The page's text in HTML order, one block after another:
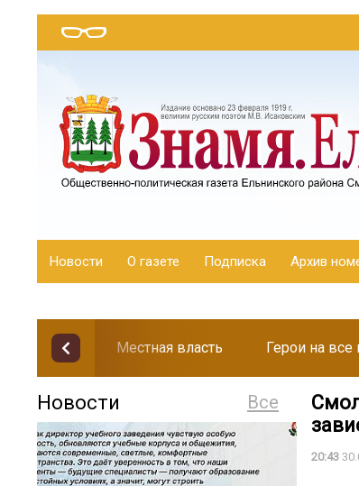
Новости О газете Подписка Архив
Местная власть Герои на
Все
Новости
20:43